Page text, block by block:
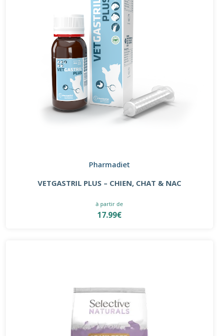
Pharmadiet
VETGASTRIL PLUS – CHIEN, CHAT & NAC
à partir de
17.99€